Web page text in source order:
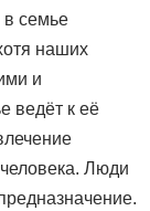
в семье
наших
и
ведёт к её
Люди